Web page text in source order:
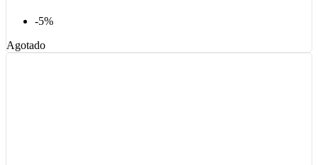
-5%
Agotado